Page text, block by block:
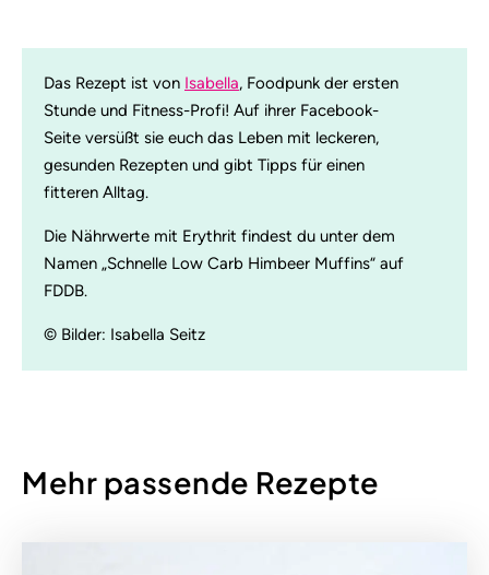
Das Rezept ist von Isabella, Foodpunk der ersten
Stunde und Fitness-Profi! Auf ihrer Facebook-
Seite versüßt sie euch das Leben mit leckeren,
gesunden Rezepten und gibt Tipps für einen
fitteren Alltag.
Die Nährwerte mit Erythrit findest du unter dem
Namen „Schnelle Low Carb Himbeer Muffins“ auf
FDDB.
© Bilder: Isabella Seitz
Mehr passende Rezepte